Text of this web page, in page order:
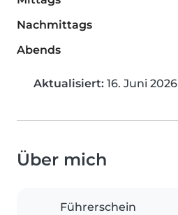
Nachmittags
Abends
Aktualisiert: 16. Juni 2026
Über mich
Führerschein